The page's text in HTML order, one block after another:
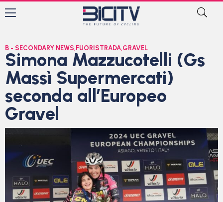
B - SECONDARY NEWS, FUORISTRADA,GRAVEL
Simona Mazzucotelli (Gs
Massì Supermercati)
seconda all’Europeo
Gravel